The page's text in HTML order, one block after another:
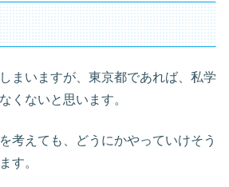
まいますが、東京都であれば、私学
くないと思います。
考えても、どうにかやっていけそう
す。